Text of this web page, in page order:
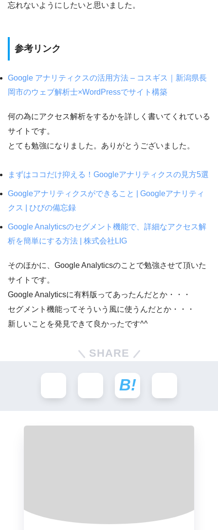
忘れないようにしたいと思いました。
参考リンク
Google アナリティクスの活用方法 – コスギス｜新潟県長
岡市のウェブ解析士×WordPressでサイト構築
何の為にアクセス解析をするかを詳しく書いてくれている
サイトです。
とても勉強になりました。ありがとうございました。
まずはココだけ抑える！Googleアナリティクスの見方5選
Googleアナリティクスができること | Googleアナリティ
クス | ひびの備忘録
Google Analyticsのセグメント機能で、詳細なアクセス解
析を簡単にする方法 | 株式会社LIG
そのほかに、Google Analyticsのことで勉強させて頂いた
サイトです。
Google Analyticsに有料版ってあったんだとか・・・
セグメント機能ってそういう風に使うんだとか・・・
新しいことを発見できて良かったです^^
SHARE